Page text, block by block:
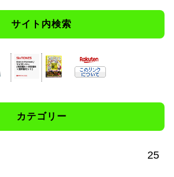
サイト内検索
カテゴリー
25